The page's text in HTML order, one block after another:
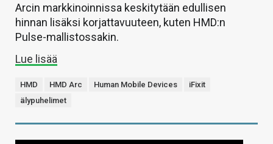
Arcin markkinoinnissa keskitytään edullisen
hinnan lisäksi korjattavuuteen, kuten HMD:n
Pulse-mallistossakin.
Lue lisää
HMD HMD Arc Human Mobile Devices
iFixit
älypuhelimet